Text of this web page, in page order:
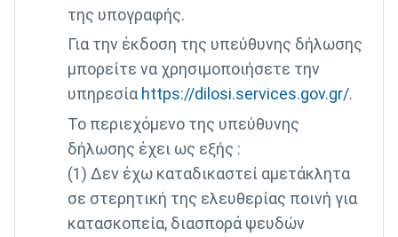
της υπογραφής.
Για την έκδοση της υπεύθυνης δήλωσης
μπορείτε να χρησιμοποιήσετε την
υπηρεσία https://dilosi.services.gov.gr/.
Το περιεχόμενο της υπεύθυνης
δήλωσης έχει ως εξής :
(1) Δεν έχω καταδικαστεί αμετάκλητα
σε στερητική της ελευθερίας ποινή για
κατασκοπεία, διασπορά ψευδών